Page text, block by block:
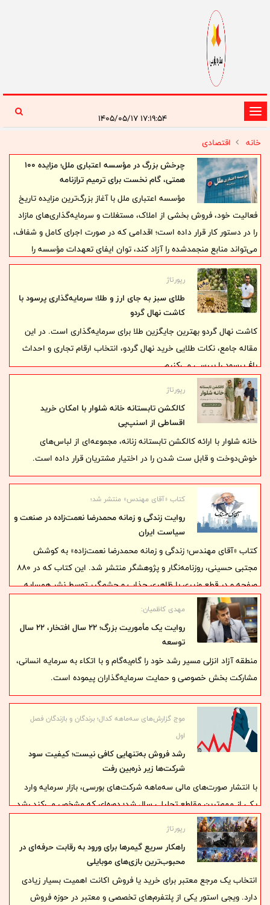
تغییر
وضعیت
ناوبری
۱۷:۱۹:۵۴ ۱۴۰۵/۰۵/۱۷
خانه
اقتصادی
چرخش بزرگ در مؤسسه اعتباری ملل؛ مزایده ۱۰۰
همتی، گام نخست برای ترمیم ترازنامه
مؤسسه اعتباری ملل با آغاز بزرگ‌ترین مزایده تاریخ
فعالیت خود، فروش بخشی از املاک، مستغلات و سرمایه‌گذاری‌های مازاد
را در دستور کار قرار داده است؛ اقدامی که در صورت اجرای کامل و شفاف،
می‌تواند منابع منجمدشده را آزاد کند، توان ایفای تعهدات مؤسسه را
افزایش دهد و مسیر اصلاح ساختار مالی «ملل» را هموارتر سازد.
رپورتاژ
طلای سبز به جای ارز و طلا؛ سرمایه‌گذاری پرسود با
کاشت نهال گردو
کاشت نهال گردو بهترین جایگزین طلا برای سرمایه‌گذاری است. در این
مقاله جامع، نکات طلایی خرید نهال گردو، انتخاب ارقام تجاری و احداث
باغ پرسود را بررسی می‌کنیم
رپورتاژ
کالکشن تابستانه خانه شلوار با امکان خرید
اقساطی از اسنپ‌پی
خانه شلوار با ارائه کالکشن تابستانه زنانه، مجموعه‌ای از لباس‌های
خوش‌دوخت و قابل ست شدن را در اختیار مشتریان قرار داده است.
کتاب «آقای مهندس» منتشر شد؛
روایت زندگی و زمانه‌ محمدرضا نعمت‌زاده در صنعت و
سیاست ایران
کتاب «آقای مهندس؛ زندگی و زمانه‌ محمدرضا نعمت‌زاده» به کوشش
مجتبی حسینی، روزنامه‌نگار و پژوهشگر منتشر شد. این کتاب که در ۸۸۰
صفحه و در قطع وزیری با ظاهری جذاب و چشم‌گیر توسط نشر همسایه
منتشر شده، حاصل بیش از صد ساعت گفت‌وگوی بی‌پرده با مردی است
که در تاریخ معاصر ایران، نامش با مفاهیمی چون توسعه، صنعت و
پتروشیمی گره خورده است. گفت‌وگوی بلند حسینی با نعمت‌زاده در
مسیر همزمان با تاریخ تحولات سیاسی ایران، زندگی شخصی یک کارگزار و
تاریخ تحولات صنعتی ایران مواجه می‌شود. این موضوع یکی از مهم‌ترین و
جذاب‌ترین ویژگی‌های کتاب آقای مهندس است.
مهدی کاظمیان:
روایت یک مأموریت بزرگ؛ ۲۲ سال افتخار، ۲۲ سال
توسعه
منطقه آزاد انزلی مسیر رشد خود را گام‌به‌گام و با اتکاء به سرمایه انسانی،
مشارکت بخش خصوصی و حمایت سرمایه‌گذاران پیموده است.
موج گزارش‌های سه‌ماهه کدال؛ برندگان و بازندگان فصل
اول
رشد فروش به‌تنهایی کافی نیست؛ کیفیت سود
شرکت‌ها زیر ذره‌بین رفت
با انتشار صورت‌های مالی سه‌ماهه شرکت‌های بورسی، بازار سرمایه وارد
یکی از مهم‌ترین مقاطع تحلیلی سال شد؛ دوره‌ای که مشخص می‌کند رشد
درآمد شرکت‌ها تا چه اندازه به سود واقعی تبدیل شده و کدام صنایع زیر
فشار هزینه‌های تولید، محدودیت انرژی، افزایش نرخ مواد اولیه و
هزینه‌های مالی قرار گرفته‌اند. بررسی گزارش‌های فصل نخست نشان
کیفیت سود، حاشیه سود، جریان نقد و پایداری عملیات تعیین می‌کند.
رپورتاژ
راهکار سریع گیمرها برای ورود به رقابت حرفه‌ای در
محبوب‌ترین بازی‌های موبایلی
انتخاب یک مرجع معتبر برای خرید یا فروش اکانت اهمیت بسیار زیادی
دارد. ویجی استور یکی از پلتفرم‌های تخصصی و معتبر در حوزه فروش